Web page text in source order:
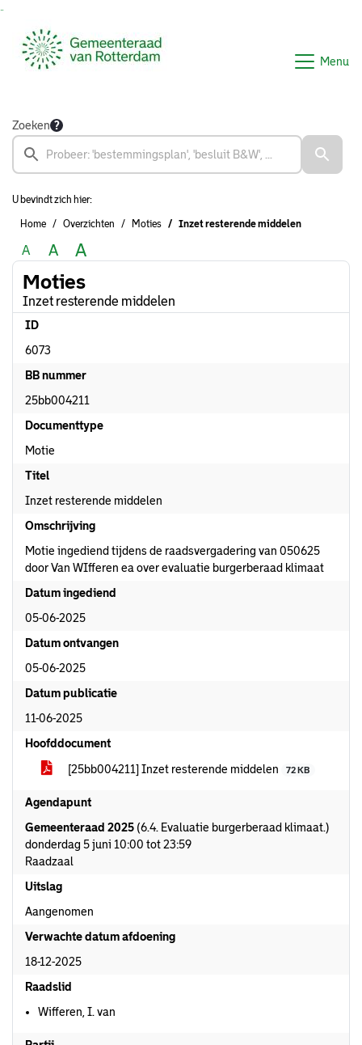
Menu
Zoeken
U bevindt zich hier:
Home Overzichten Moties Inzet resterende middelen
A A A
Moties
Inzet resterende middelen
ID
6073
BB nummer
25bb004211
Documenttype
Motie
Titel
Inzet resterende middelen
Omschrijving
Motie ingediend tijdens de raadsvergadering van 050625
door Van WIfferen ea over evaluatie burgerberaad klimaat
Datum ingediend
05-06-2025
Datum ontvangen
05-06-2025
Datum publicatie
11-06-2025
Hoofddocument
[25bb004211] Inzet resterende middelen
72 KB
Agendapunt
Gemeenteraad 2025 (6.4. Evaluatie burgerberaad klimaat.)
donderdag 5 juni 10:00 tot 23:59
Raadzaal
Uitslag
Aangenomen
Verwachte datum afdoening
18-12-2025
Raadslid
Wifferen, I. van